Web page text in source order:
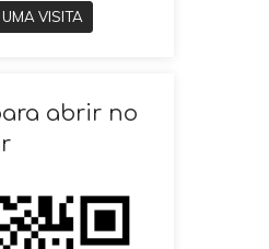
VISITA
abrir no